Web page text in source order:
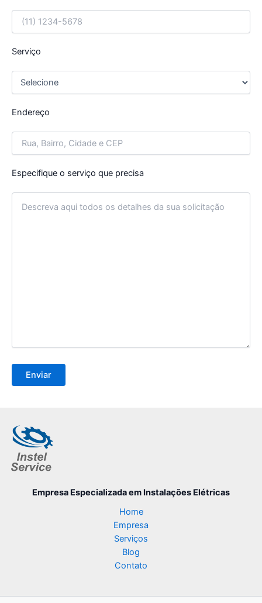
Serviço
Endereço
Especifique o serviço que precisa
Empresa Especializadaem Instalações Elétricas
Home
Empresa
Serviços
Blog
Contato